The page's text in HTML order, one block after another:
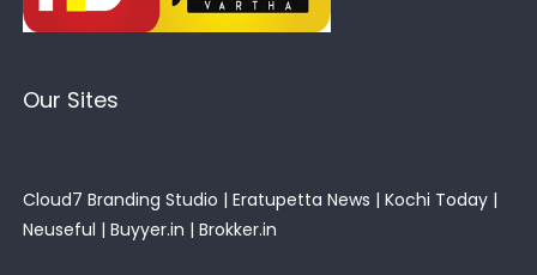
Our Sites
Cloud7 Branding Studio | Eratupetta News | Kochi Today |
Neuseful | Buyyer.in | Brokker.in